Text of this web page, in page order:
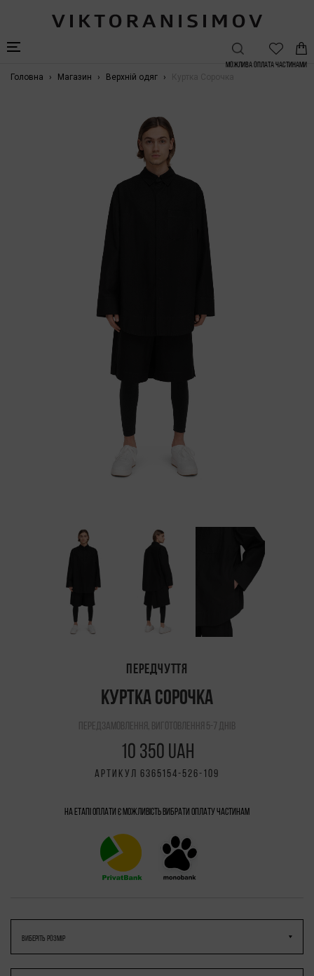
Можлива Оплата частинами
Головна Магазин Верхній одяг
ПЕРЕДЧУТТЯ
КУРТКА СОРОЧКА
передзамовлення, виготовлення 5-7 днів
10 350 UAH
АРТИКУЛ 6365154-526-109
На етапі оплати є можливість вибрати Оплату частинам